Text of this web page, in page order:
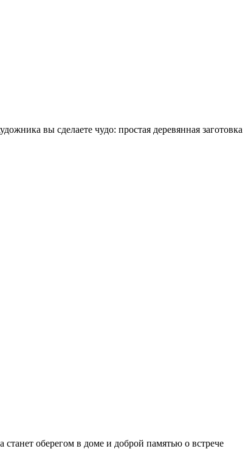
вы сделаете чудо: простая деревянная заготовка
оберегом в доме и доброй памятью о встрече